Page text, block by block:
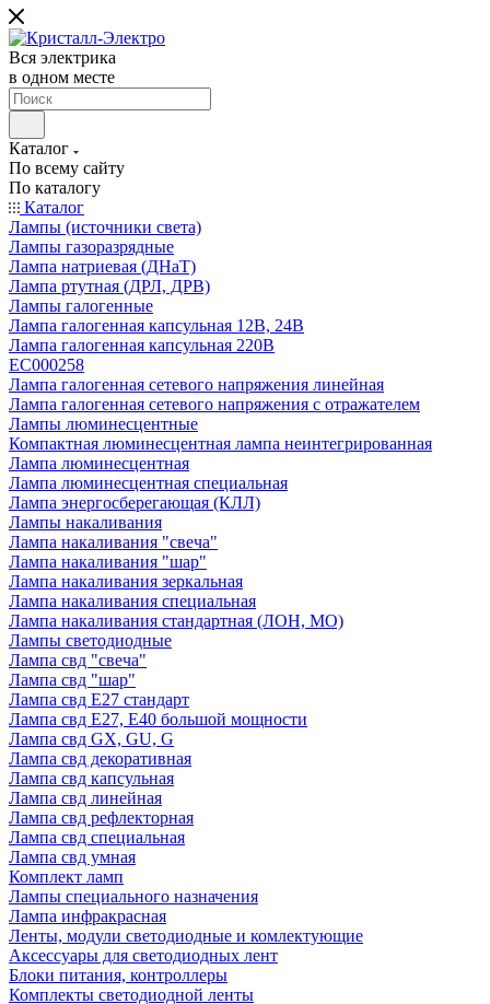
Вся электрика
в одном месте
Каталог
По всему сайту
По каталогу
Каталог
Лампы (источники света)
Лампы газоразрядные
Лампа натриевая (ДНаТ)
Лампа ртутная (ДРЛ, ДРВ)
Лампы галогенные
Лампа галогенная капсульная 12В, 24В
Лампа галогенная капсульная 220В
EC000258
Лампа галогенная сетевого напряжения линейная
Лампа галогенная сетевого напряжения с отражателем
Лампы люминесцентные
Компактная люминесцентная лампа неинтегрированная
Лампа люминесцентная
Лампа люминесцентная специальная
Лампа энергосберегающая (КЛЛ)
Лампы накаливания
Лампа накаливания "свеча"
Лампа накаливания "шар"
Лампа накаливания зеркальная
Лампа накаливания специальная
Лампа накаливания стандартная (ЛОН, МО)
Лампы светодиодные
Лампа свд "свеча"
Лампа свд "шар"
Лампа свд E27 стандарт
Лампа свд E27, Е40 большой мощности
Лампа свд GX, GU, G
Лампа свд декоративная
Лампа свд капсульная
Лампа свд линейная
Лампа свд рефлекторная
Лампа свд специальная
Лампа свд умная
Комплект ламп
Лампы специального назначения
Лампа инфракрасная
Ленты, модули светодиодные и комлектующие
Аксессуары для светодиодных лент
Блоки питания, контроллеры
Комплекты светодиодной ленты